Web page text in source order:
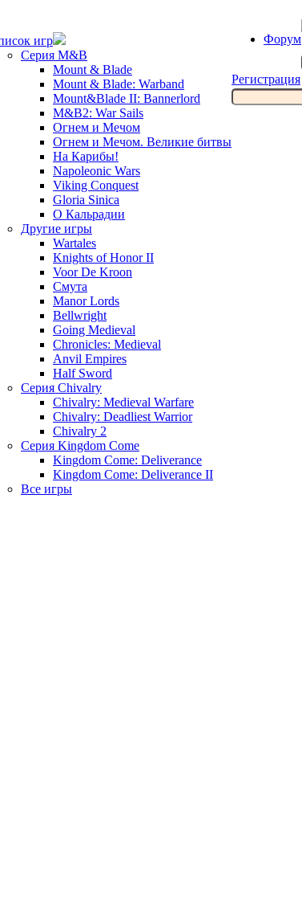
игр
Серия M&B
Mount & Blade
Mount & Blade: Warband
Mount&Blade II: Bannerlord
M&B2: War Sails
Огнем и Мечом
Огнем и Мечом. Великие битвы
На Карибы!
Napoleonic Wars
Viking Conquest
Gloria Sinica
О Кальрадии
Другие игры
Wartales
Knights of Honor II
Voor De Kroon
Смута
Manor Lords
Bellwright
Going Medieval
Chronicles: Medieval
Anvil Empires
Half Sword
Серия Chivalry
Chivalry: Medieval Warfare
Chivalry: Deadliest Warrior
Chivalry 2
Серия Kingdom Come
Kingdom Come: Deliverance
Kingdom Come: Deliverance II
Все игры
Форум
Регистрация